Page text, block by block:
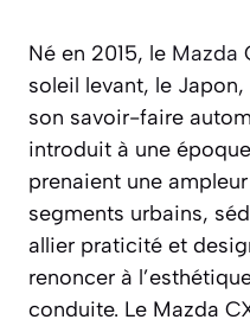
Né en 2015, le Mazda
soleil levant, le
son savoir-faire
introduit à une
prenaient une
segments urbains,
allier praticité et
renoncer à
conduite. Le Mazda